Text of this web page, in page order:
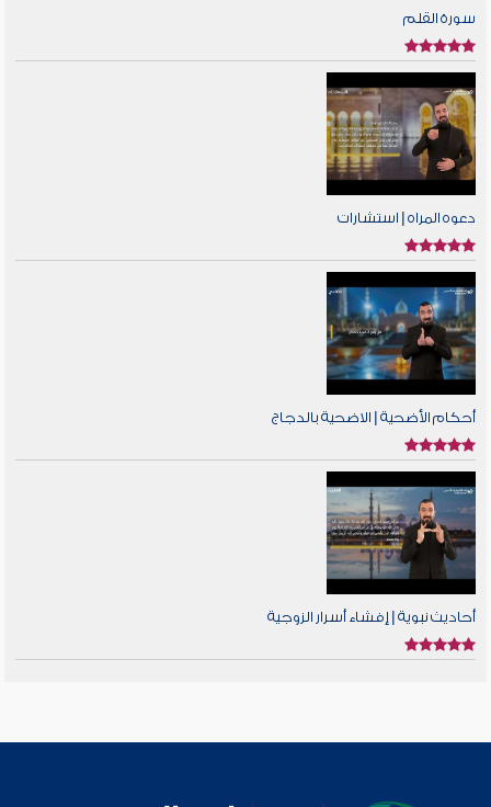
سورة القلم
دعوه المراه | استشارات
أحكام الأضحية | الاضحية بالدجاج
أحاديث نبوية | إفشاء أسرار الزوجية